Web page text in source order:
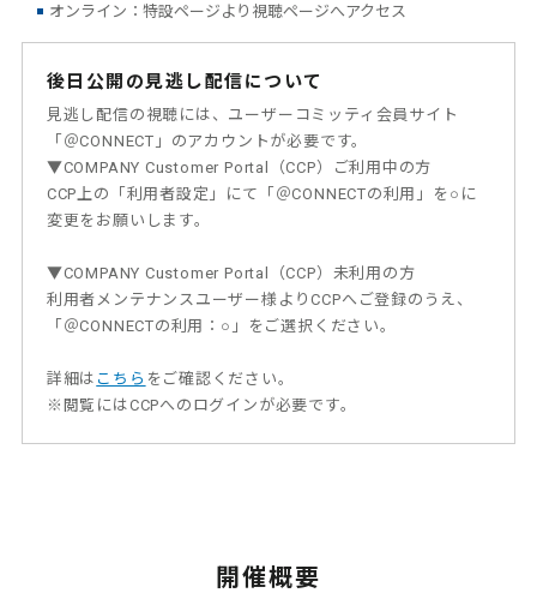
オンライン：特設ページより視聴ページへアクセス
後日公開の見逃し配信について
見逃し配信の視聴には、ユーザーコミッティ会員サイト
「＠CONNECT」のアカウントが必要です。
▼COMPANY Customer Portal（CCP）ご利用中の方
CCP上の「利用者設定」にて「＠CONNECTの利用」を○に
変更をお願いします。
▼COMPANY Customer Portal（CCP）未利用の方
利用者メンテナンスユーザー様よりCCPへご登録のうえ、
「＠CONNECTの利用：○」をご選択ください。
詳細は こちら をご確認ください。
※閲覧にはCCPへのログインが必要です。
開催概要